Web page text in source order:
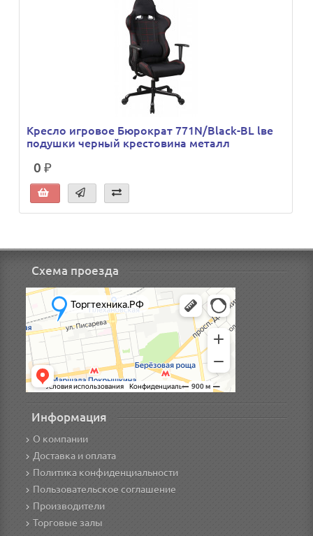
Кресло игровое Бюрократ 771N/Black-BL lве
подушки черный крестовина металл
0 ₽
Схема проезда
Информация
О компании
Доставка и оплата
Политика конфиденциальности
Пользовательское соглашение
Производители
Торговые залы